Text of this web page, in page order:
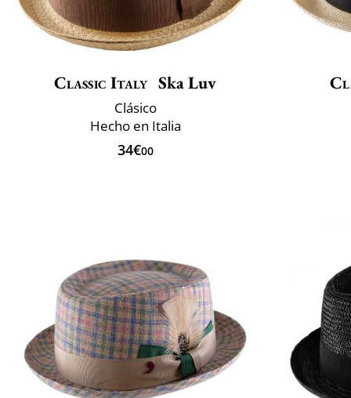
Classic Italy Ska Luv
Clásico
Hecho en Italia
34€00